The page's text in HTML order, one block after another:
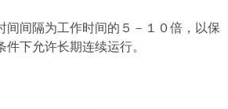
间隔为工作时间的５－１０倍，以保
下允许长期连续运行。